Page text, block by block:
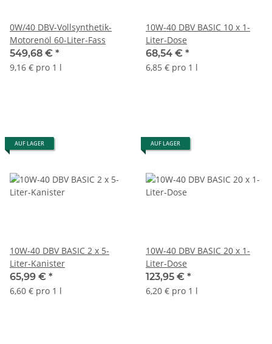
0W/40 DBV-Vollsynthetik-
Motorenöl 60-Liter-Fass
549,68 € *
9,16 € pro 1 l
10W-40 DBV BASIC 10 x 1-
Liter-Dose
68,54 € *
6,85 € pro 1 l
AUF LAGER
10W-40 DBV BASIC 2 x 5-
Liter-Kanister
65,99 € *
6,60 € pro 1 l
AUF LAGER
10W-40 DBV BASIC 20 x 1-
Liter-Dose
123,95 € *
6,20 € pro 1 l